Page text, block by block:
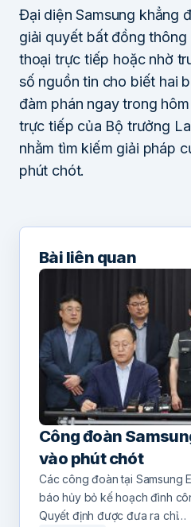
Đại diện Samsung khẳng
giải quyết bất đồng
thoại trực tiếp hoặc nhờ
số nguồn tin cho biết hai
đàm phán ngay trong
trực tiếp của Bộ trưởng
nhằm tìm kiếm giải pháp
phút chót.
Bài liên quan
Công đoàn
vào phút chót
Các công đoàn tại Samsung
báo hủy bỏ kế hoạch đình
Quyết định được đưa ra chỉ…